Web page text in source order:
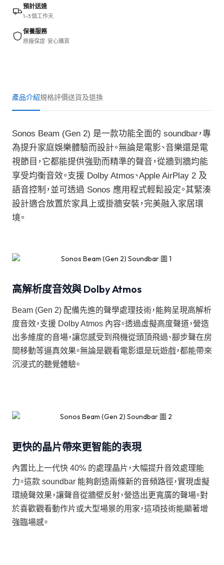
預計送達
1–3 個工作天
保養服務
原廠保證 · 安心購買
產品介紹規格評價送貨及退換
Sonos Beam (Gen 2) 是一款功能全面的 soundbar，專
為提升家庭娛樂體驗而設計。無論是電影、音樂還是電
視節目，它都能提供強勁而精準的聲音，從牆到牆均能
享受均衡音效。支援 Dolby Atmos、Apple AirPlay 2 及
語音控制，並可透過 Sonos 應用程式輕鬆設定。其緊湊
設計適合放置於家具上或掛牆安裝，完美融入家居環
境。
高解析度音效與 Dolby Atmos
Beam (Gen 2) 配備先進的聲學處理技術，能夠呈現高解析
度音效，支援 Dolby Atmos 內容。透過虛擬高度聲道，營造
出多維度的音場，讓您感受到飛機從頭頂飛過、腳步聲在房
間移動等逼真效果。無論是觀看電影還是玩遊戲，都能帶來
沉浸式的聽覺體驗。
更快的晶片帶來更智能的表現
內置比上一代快 40% 的處理晶片，大幅提升音效處理能
力。這款 soundbar 能夠創造兩條新的音頻路徑，實現虛擬
環繞聲效果，讓聲音從牆壁反射，營造出更寬廣的聲場。對
於喜歡觀看動作片或大型場景的用家，這項技術能顯著增
強臨場感。